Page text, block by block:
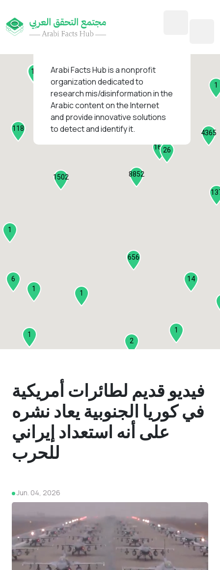
8852
127
4365
1502
14
2
656
118
6
1
11
13
3
2
26
1
1
1
1
1
1
161
1
Arabi Facts Hubis a nonprofit
organization dedicated to
research mis/disinformation in the
Arabic content on the Internet
and provide innovative solutions
to detect and identify it.
فيديو قديم لطائرات أمريكية
في كوريا الجنوبية يعاد نشره
على أنه استعداد إيراني
Jun. 04, 2026